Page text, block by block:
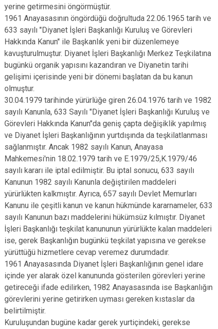
yerine getirmesini öngörmüştür.
1961 Anayasasının öngördüğü doğrultuda 22.06.1965 tarih ve
633 sayılı "Diyanet İşleri Başkanlığı Kuruluş ve Görevleri
Hakkında Kanun" ile Başkanlık yeni bir düzenlemeye
kavuşturulmuştur. Diyanet İşleri Başkanlığı Merkez Teşkilatına
bugünkü organik yapısını kazandıran ve Diyanetin tarihi
gelişimi içerisinde yeni bir dönemi başlatan da bu kanun
olmuştur.
30.04.1979 tarihinde yürürlüğe giren 26.04.1976 tarih ve 1982
sayılı Kanunla, 633 Sayılı "Diyanet İşleri Başkanlığı Kuruluş ve
Görevleri Hakkında Kanun"da geniş çapta değişiklik yapılmış
ve Diyanet İşleri Başkanlığının yurtdışında da teşkilatlanması
sağlanmıştır. Ancak 1982 sayılı Kanun, Anayasa
Mahkemesi'nin 18.02.1979 tarih ve E.1979/25,K.1979/46
sayılı kararı ile iptal edilmiştir. Bu iptal sonucu, 633 sayılı
Kanunun 1982 sayılı Kanunla değiştirilen maddeleri
yürürlükten kalkmıştır. Ayrıca, 657 sayılı Devlet Memurları
Kanunu ile çeşitli kanun ve kanun hükmünde kararnameler, 633
sayılı Kanunun bazı maddelerini hükümsüz kılmıştır. Diyanet
İşleri Başkanlığı teşkilat kanununun yürürlükte kalan maddeleri
ise, gerek Başkanlığın bugünkü teşkilat yapısına ve gerekse
yürüttüğü hizmetlere cevap veremez durumdadır.
1961 Anayasasında Diyanet İşleri Başkanlığının genel idare
içinde yer alarak özel kanununda gösterilen görevleri yerine
getireceği ifade edilirken, 1982 Anayasasında ise Başkanlığın
görevlerini yerine getirirken uyması gereken kıstaslar da
belirtilmiştir.
Kuruluşundan bugüne kadar gerek yurtiçindeki, gerekse